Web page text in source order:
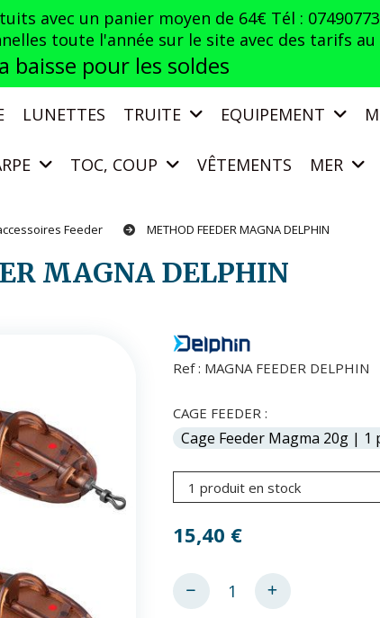
avec un panier moyen de 64€ Tél :
toute l'année sur le site avec des tarifs
baisse pour les soldes
LUNETTES TRUITE EQUIPEMENT
TOC, COUP VÊTEMENTS MER
Feeder METHOD FEEDER MAGNA DELPHIN
MAGNA DELPHIN
Ref : MAGNA FEEDER DELPHIN
CAGE FEEDER :
1 produit en stock
15,40 €